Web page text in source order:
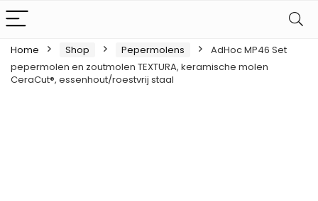
Home Shop Pepermolens
AdHoc MP46 Set
pepermolen en zoutmolen TEXTURA, keramische molen
CeraCut®, essenhout/roestvrij staal